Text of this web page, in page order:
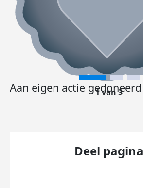
Aan eigen actie gedoneerd
1 van 3
Deel pagina